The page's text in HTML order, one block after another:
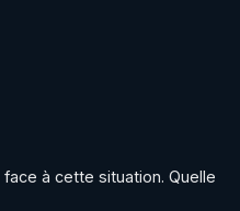
à cette situation. Quelle